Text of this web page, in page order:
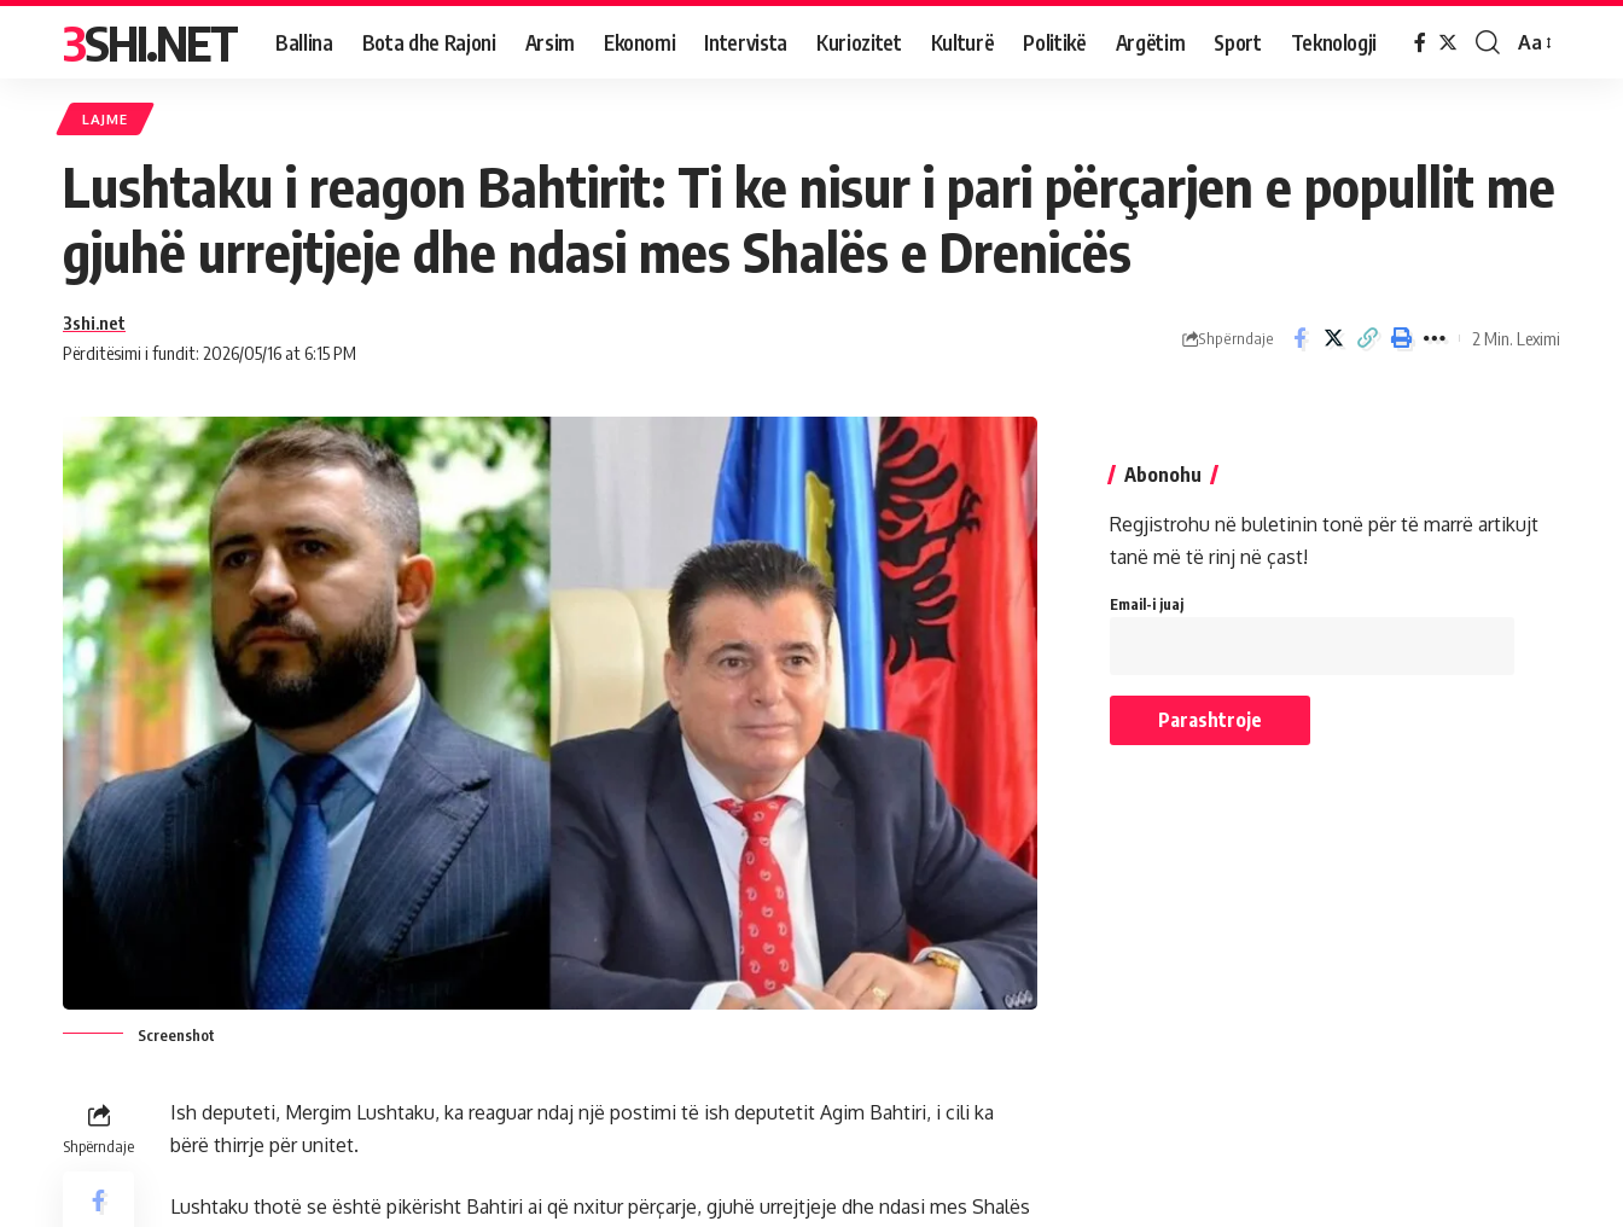
3SHI.NET Ballina Bota dhe Rajoni Arsim Ekonomi Intervista Kuriozitet Kulturë Politikë Argëtim Sport Teknologji Aa
LAJME
Lushtaku i reagon Bahtirit: Ti ke nisur i pari përçarjen e popullit me
gjuhë urrejtjeje dhe ndasi mes Shalës e Drenicës
Përditësimi i fundit: 2026/05/16 at 6:15 PM
3shi.net
Shpërndaje 2 Min. Leximi
Screenshot
Shpërndaje
Ish deputeti, Mergim Lushtaku, ka reaguar ndaj një postimi të ish deputetit Agim Bahtiri, i cili ka
bërë thirrje për unitet.
Lushtaku thotë se është pikërisht Bahtiri ai që nxitur përçarje, gjuhë urrejtjeje dhe ndasi mes Shalës
Abonohu
Regjistrohu në buletinin tonë për të marrë artikujt
tanë më të rinj në çast!
Email-i juaj